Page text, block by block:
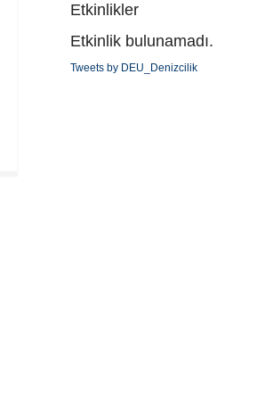
Etkinlikler
Etkinlik bulunamadı.
Tweets by DEU_Denizcilik